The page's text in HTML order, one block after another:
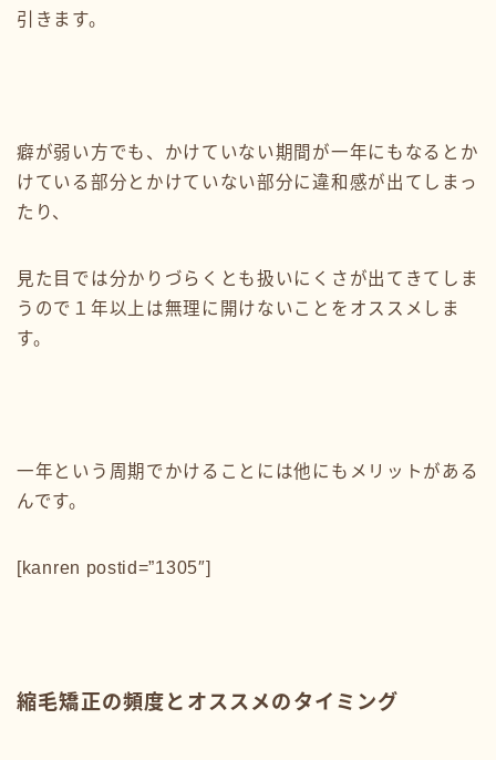
引きます。
癖が弱い方でも、かけていない期間が一年にもなるとか
けている部分とかけていない部分に違和感が出てしまっ
たり、
見た目では分かりづらくとも扱いにくさが出てきてしま
うので１年以上は無理に開けないことをオススメしま
す。
一年という周期でかけることには他にもメリットがある
んです。
[kanren postid=”1305″]
縮毛矯正の頻度とオススメのタイミング